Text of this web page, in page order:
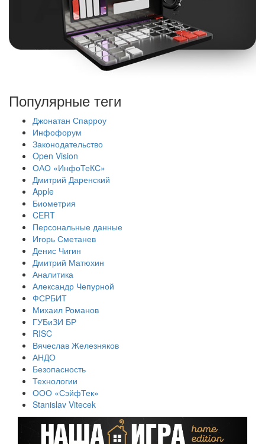
Популярные теги
Джонатан Спарроу
Инфофорум
Законодательство
Open Vision
ОАО «ИнфоТеКС»
Дмитрий Даренский
Apple
Биометрия
CERT
Персональные данные
Игорь Сметанев
Денис Чигин
Дмитрий Матюхин
Аналитика
Александр Чепурной
ФСРБИТ
Михаил Романов
ГУБиЗИ БР
RISC
Вячеслав Железняков
АНДО
Безопасность
Технологии
ООО «СэйфТек»
Stanislav Vitecek